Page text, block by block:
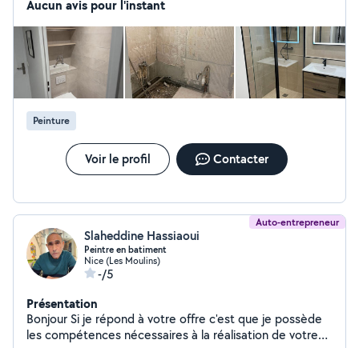
plomberie : dépannages, installations, rénovations et
point d'honneur à offrir un travail soigné et un service de
confiance à chaque client. N'hésitez pas à me contacter
pour un devis ou une intervention. »
Aucun avis pour l'instant
Peinture
Voir le profil Contacter
Auto-entrepreneur
Slaheddine Hassiaoui
Peintre en batiment
Nice (Les Moulins)
-/5
Présentation
Bonjour Si je répond à votre offre c'est que je possède
les compétences nécessaires à la réalisation de votre